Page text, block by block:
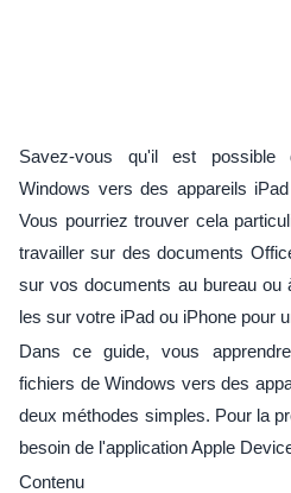
Savez-vous qu'il est possible
Windows vers des appareils
Vous pourriez trouver cela
travailler sur des documents
sur vos documents au bureau ou
les sur votre iPad ou iPhone pour
Dans ce guide, vous
fichiers de Windows vers des
deux méthodes simples. Pour la
besoin de l'application Apple
Contenu